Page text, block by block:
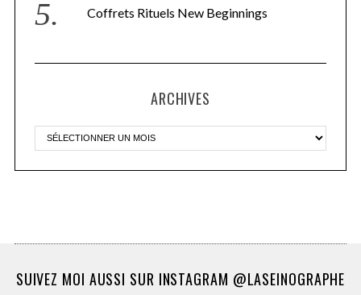
Coffrets Rituels New Beginnings
ARCHIVES
SUIVEZ MOI AUSSI SUR INSTAGRAM @LASEINOGRAPHE